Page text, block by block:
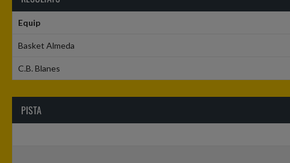
Equip
Basket Almeda
C.B. Blanes
PISTA